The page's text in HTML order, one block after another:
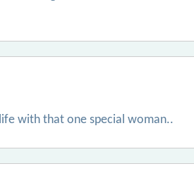
with that one special woman..